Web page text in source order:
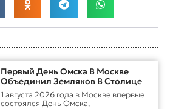
Первый День Омска В Москве
Объединил Земляков В Столице
1 августа 2026 года в Москве впервые
состоялся День Омска,